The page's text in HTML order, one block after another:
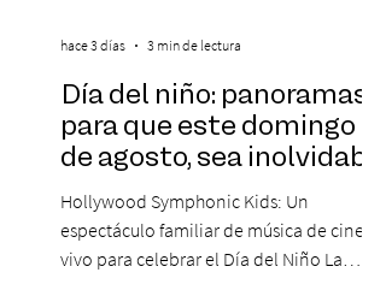
Día del niño: panoramas
para que este domingo 09
de agosto, sea inolvidable
Hollywood Symphonic Kids: Un
espectáculo familiar de música de cine en
vivo para celebrar el Día del Niño La
hace 3 días 3 min de lectura